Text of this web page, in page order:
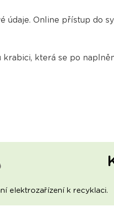
údaje. Online přístup do
která se po
elektrozařízení k recyklaci.